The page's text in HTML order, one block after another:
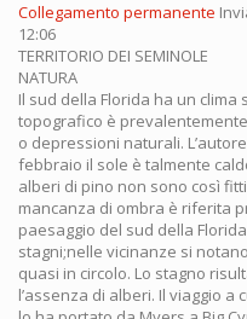
Collegamento permanente
12:06
TERRITORIO DEI SEMINOLE
NATURA
Il sud della Florida ha un
topografico è
o depressioni naturali.
febbraio il sole è talmente
alberi di pino non sono così
mancanza di ombra è riferita
paesaggio del sud della
stagni;nelle vicinanze si
quasi in circolo. Lo stagno
l’assenza di alberi. Il viaggio